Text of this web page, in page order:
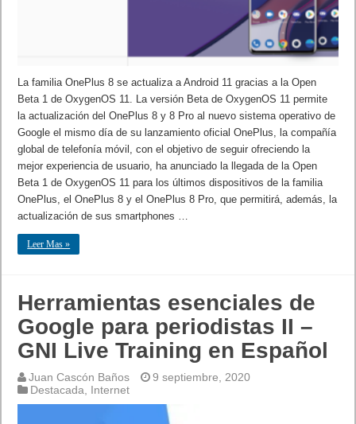
La familia OnePlus 8 se actualiza a Android 11 gracias a la Open
Beta 1 de OxygenOS 11. La versión Beta de OxygenOS 11 permite
la actualización del OnePlus 8 y 8 Pro al nuevo sistema operativo de
Google el mismo día de su lanzamiento oficial OnePlus, la compañía
global de telefonía móvil, con el objetivo de seguir ofreciendo la
mejor experiencia de usuario, ha anunciado la llegada de la Open
Beta 1 de OxygenOS 11 para los últimos dispositivos de la familia
OnePlus, el OnePlus 8 y el OnePlus 8 Pro, que permitirá, además, la
actualización de sus smartphones …
Leer Mas »
Herramientas esenciales de
Google para periodistas II –
GNI Live Training en Español
Juan Cascón Baños
9 septiembre, 2020
Destacada, Internet